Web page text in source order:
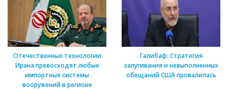
Отечественные технологии
Ирана превосходят любые
импортные системы
вооружений в регионе
Галибаф: Стратегия
запугивания и невыполненных
обещаний США провалилась